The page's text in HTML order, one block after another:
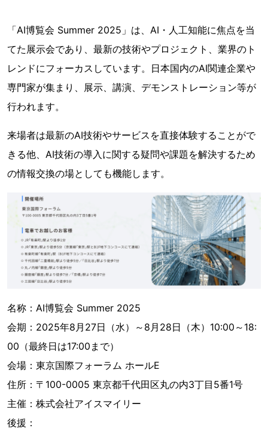
「AI博覧会 Summer 2025」は、AI・人工知能に焦点を当
てた展示会であり、最新の技術やプロジェクト、業界のト
レンドにフォーカスしています。日本国内のAI関連企業や
専門家が集まり、展示、講演、デモンストレーション等が
行われます。
来場者は最新のAI技術やサービスを直接体験することがで
きる他、AI技術の導入に関する疑問や課題を解決するため
の情報交換の場としても機能します。
名称：AI博覧会 Summer 2025
会期：2025年8月27日（水）～8月28日（木）10:00～18:
00（最終日は17:00まで）
会場：東京国際フォーラム ホールE
住所：〒100-0005 東京都千代田区丸の内3丁目5番1号
主催：株式会社アイスマイリー
後援：